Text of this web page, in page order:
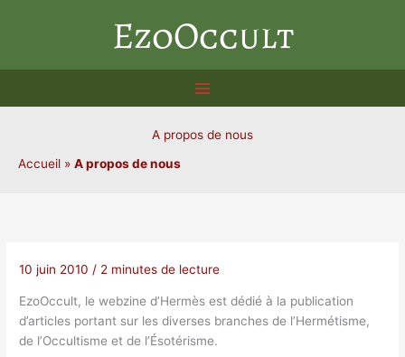
EzoOccult
A propos de nous
Accueil » A propos de nous
10 juin 2010 / 2 minutes de lecture
EzoOccult, le webzine d’Hermès est dédié à la publication
d’articles portant sur les diverses branches de l’Hermétisme,
de l’Occultisme et de l’Ésotérisme.